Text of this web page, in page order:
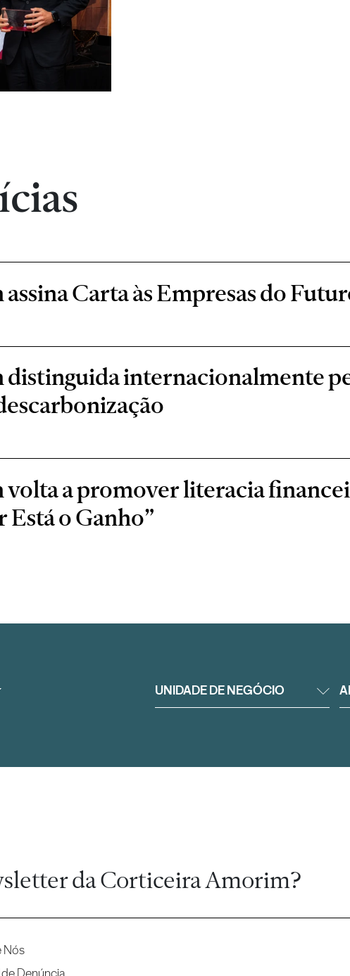
Carta às Empresas do
internacionalmente
a promover literacia
o Ganho”
UNIDADE DE NEGÓCIO
da Corticeira Amorim?
Nós
Denúncia